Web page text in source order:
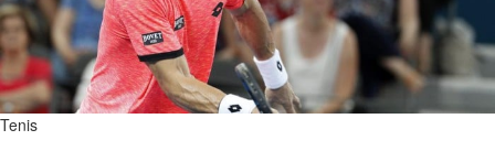
Tenis